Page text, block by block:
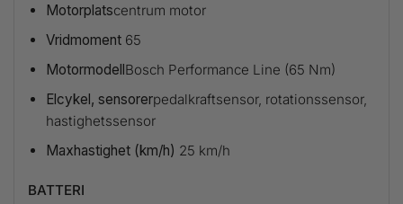
Motorplatscentrum motor
Vridmoment 65
MotormodellBosch Performance Line (65 Nm)
Elcykel, sensorerpedalkraftsensor, rotationssensor,
hastighetssensor
Maxhastighet (km/h) 25 km/h
BATTERI